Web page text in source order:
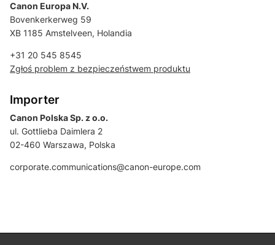
Canon Europa N.V.
Bovenkerkerweg 59
XB 1185 Amstelveen, Holandia
+31 20 545 8545
Zgłoś problem z bezpieczeństwem produktu
Importer
Canon Polska Sp. z o.o.
ul. Gottlieba Daimlera 2
02-460 Warszawa, Polska
corporate.communications@canon-europe.com